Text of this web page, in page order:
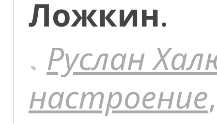
Ложкин.
Руслан
настроение